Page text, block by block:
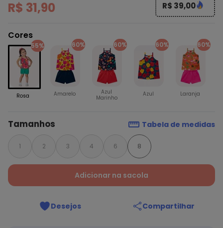
R$ 31,90
R$ 39,00
Cores
55%
Rosa
60%
Amarelo
60%
Azul
Marinho
60%
Azul
60%
Laranja
Tamanhos Tabela de medidas
1 2 3 4 6 8
Adicionar na sacola
Desejos Compartilhar